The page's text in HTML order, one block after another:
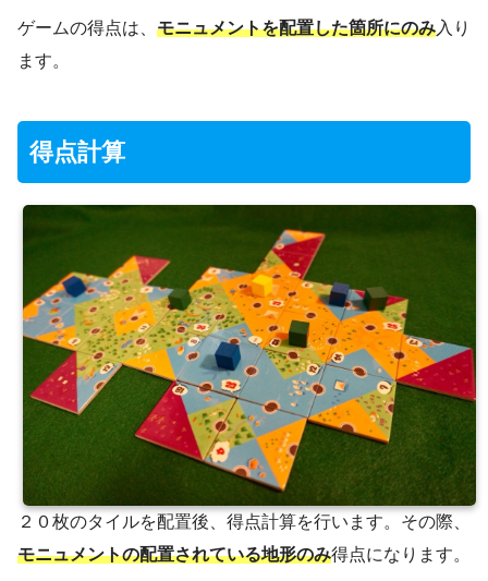
ゲームの得点は、 モニュメントを配置した箇所にのみ入り
ます。
得点計算
２０枚のタイルを配置後、得点計算を行います。その際、
モニュメントの配置されている地形のみ得点になります。